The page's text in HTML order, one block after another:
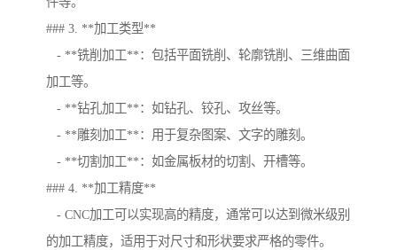
### 3. **加工类型**
- **铣削加工**：包括平面铣削、轮廓铣削、三维曲面
加工等。
- **钻孔加工**：如钻孔、铰孔、攻丝等。
- **雕刻加工**：用于复杂图案、文字的雕刻。
- **切割加工**：如金属板材的切割、开槽等。
### 4. **加工精度**
- CNC加工可以实现高的精度，通常可以达到微米级别
的加工精度，适用于对尺寸和形状要求严格的零件。